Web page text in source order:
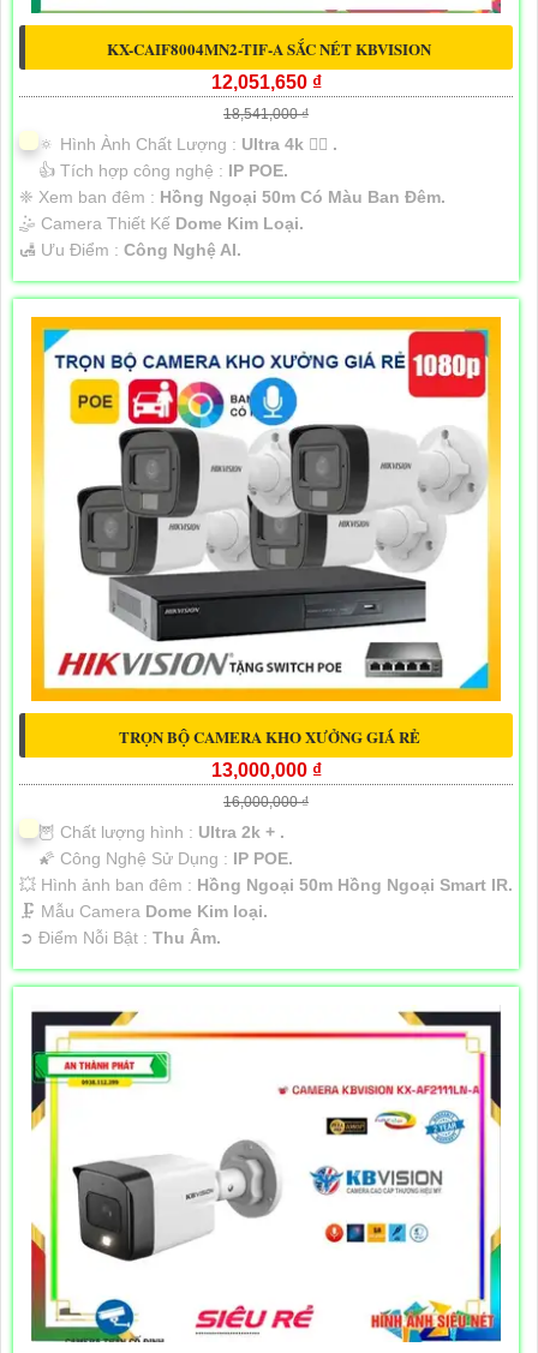
KX-CAIF8004MN2-TIF-A SẮC NÉT KBVISION
12,051,650 ₫
18,541,000 ₫
🔅 Hình Ành Chất Lượng : Ultra 4k 👍🏾 .
👍 Tích hợp công nghệ : IP POE.
❈ Xem ban đêm : Hồng Ngoại 50m Có Màu Ban Đêm.
🤹 Camera Thiết Kế Dome Kim Loại.
️🛃 Ưu Điểm : Công Nghệ AI.
TRỌN BỘ CAMERA KHO XƯỞNG GIÁ RẺ
13,000,000 ₫
16,000,000 ₫
🦉 Chất lượng hình : Ultra 2k + .
🌠 Công Nghệ Sử Dụng : IP POE.
💥 Hình ảnh ban đêm : Hồng Ngoại 50m Hồng Ngoại Smart IR.
🗜️ Mẫu Camera Dome Kim loại.
️➲ Điểm Nỗi Bật : Thu Âm.